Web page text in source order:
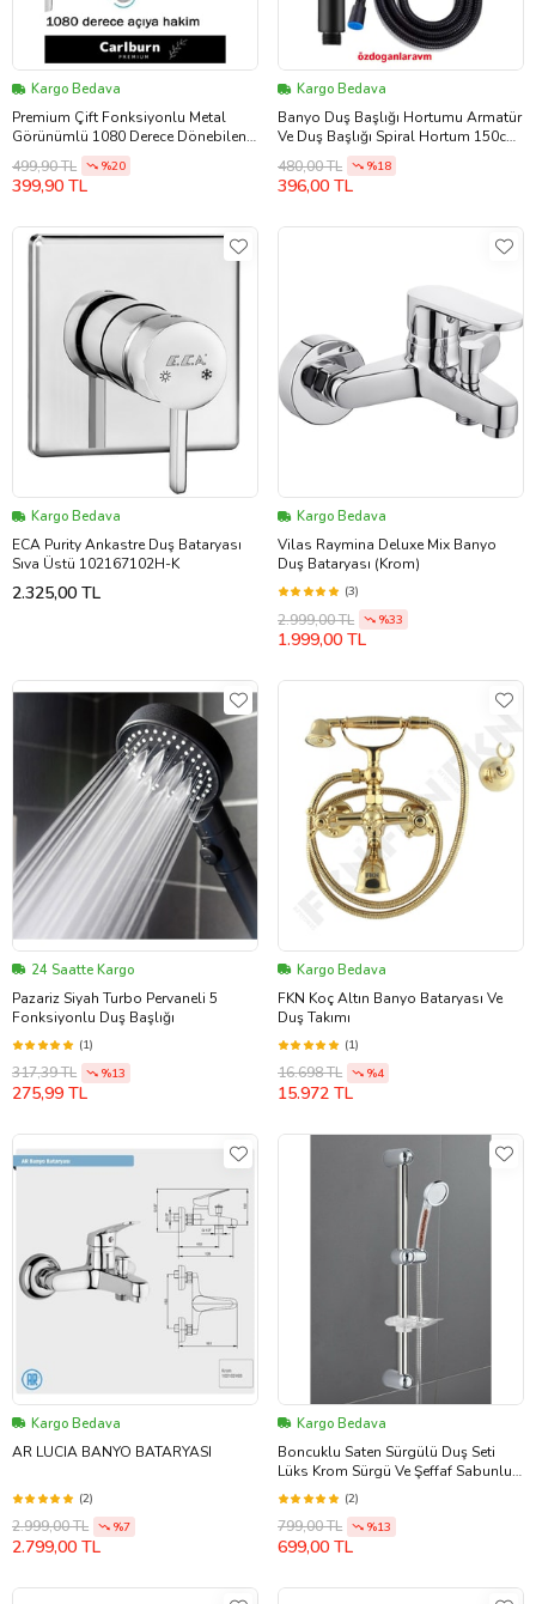
Kargo Bedava
Premium Çift Fonksiyonlu Metal
Görünümlü 1080 Derece Dönebilen
Akrobat Musluk Ucu Başlığı
499,90 TL %20
399,90 TL
Kargo Bedava
Banyo Duş Başlığı Hortumu Armatür
Ve Duş Başlığı Spiral Hortum 150cm
SET
480,00 TL %18
396,00 TL
Kargo Bedava
ECA Purity Ankastre Duş Bataryası
Sıva Üstü 102167102H-K
2.325,00 TL
Kargo Bedava
Vilas Raymina Deluxe Mix Banyo
Duş Bataryası (Krom)
(3)
2.999,00 TL %33
1.999,00 TL
24 Saatte Kargo
Pazariz Siyah Turbo Pervaneli 5
Fonksiyonlu Duş Başlığı
(1)
317,39 TL %13
275,99 TL
Kargo Bedava
FKN Koç Altın Banyo Bataryası Ve
Duş Takımı
(1)
16.698 TL %4
15.972 TL
Kargo Bedava
AR LUCIA BANYO BATARYASI
(2)
2.999,00 TL %7
2.799,00 TL
Kargo Bedava
Boncuklu Saten Sürgülü Duş Seti
Lüks Krom Sürgü Ve Şeffaf Sabunluk
Örgülü Hortum Duş Seti
(2)
799,00 TL %13
699,00 TL